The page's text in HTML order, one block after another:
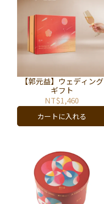
【郭元益】ウェディング
ギフト
NT$1,460
カートに入れる